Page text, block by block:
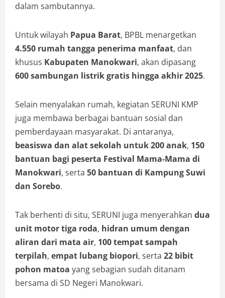
dalam sambutannya.
Untuk wilayah Papua Barat, BPBL menargetkan
4.550 rumah tangga penerima manfaat, dan
khusus Kabupaten Manokwari, akan dipasang
600 sambungan listrik gratis hingga akhir 2025.
Selain menyalakan rumah, kegiatan SERUNI KMP
juga membawa berbagai bantuan sosial dan
pemberdayaan masyarakat. Di antaranya,
beasiswa dan alat sekolah untuk 200 anak, 150
bantuan bagi peserta Festival Mama-Mama di
Manokwari, serta 50 bantuan di Kampung Suwi
dan Sorebo.
Tak berhenti di situ, SERUNI juga menyerahkan dua
unit motor tiga roda, hidran umum dengan
aliran dari mata air, 100 tempat sampah
terpilah, empat lubang biopori, serta 22 bibit
pohon matoa yang sebagian sudah ditanam
bersama di SD Negeri Manokwari.